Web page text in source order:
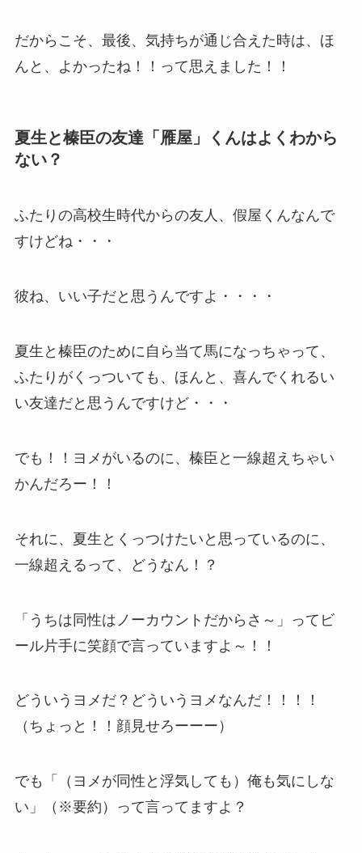
だからこそ、最後、気持ちが通じ合えた時は、ほ
んと、よかったね！！って思えました！！
夏生と榛臣の友達「雁屋」くんはよくわから
ない？
ふたりの高校生時代からの友人、假屋くんなんで
すけどね・・・
彼ね、いい子だと思うんですよ・・・・
夏生と榛臣のために自ら当て馬になっちゃって、
ふたりがくっついても、ほんと、喜んでくれるい
い友達だと思うんですけど・・・
でも！！ヨメがいるのに、榛臣と一線超えちゃい
かんだろー！！
それに、夏生とくっつけたいと思っているのに、
一線超えるって、どうなん！？
「うちは同性はノーカウントだからさ～」ってビ
ール片手に笑顔で言っていますよ～！！
どういうヨメだ？どういうヨメなんだ！！！！
（ちょっと！！顔見せろーーー）
でも「（ヨメが同性と浮気しても）俺も気にしな
い」（※要約）って言ってますよ？